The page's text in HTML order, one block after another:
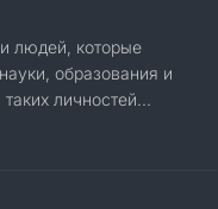
людей, которые
образования и
личностей...